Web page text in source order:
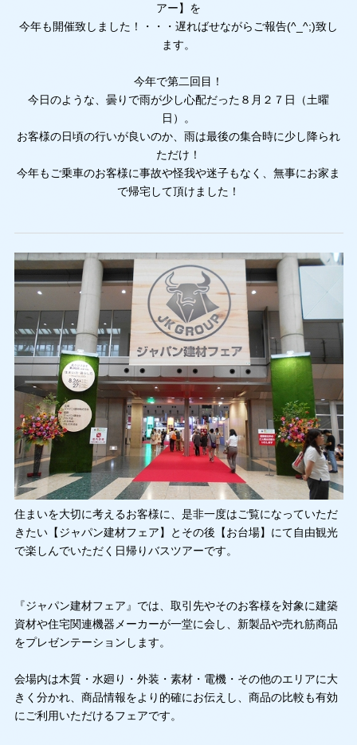
アー】を
今年も開催致しました！・・・遅ればせながらご報告(^_^;)致し
ます。
今年で第二回目！
今日のような、曇りで雨が少し心配だった８月２７日（土曜
日）。
お客様の日頃の行いが良いのか、雨は最後の集合時に少し降られ
ただけ！
今年もご乗車のお客様に事故や怪我や迷子もなく、無事にお家ま
で帰宅して頂けました！
住まいを大切に考えるお客様に、是非一度はご覧になっていただ
きたい【ジャパン建材フェア】とその後【お台場】にて自由観光
で楽しんでいただく日帰りバスツアーです。
『ジャパン建材フェア』では、取引先やそのお客様を対象に建築
資材や住宅関連機器メーカーが一堂に会し、新製品や売れ筋商品
をプレゼンテーションします。
会場内は木質・水廻り・外装・素材・電機・その他のエリアに大
きく分かれ、商品情報をより的確にお伝えし、商品の比較も有効
にご利用いただけるフェアです。